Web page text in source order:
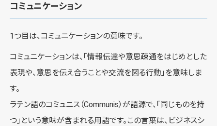
コミュニケーション
1つ目は、コミュニケーションの意味です。
コミュニケーションは、「情報伝達や意思疎通をはじめとした
表現や、意思を伝え合うことや交流を図る行動」を意味しま
す。
ラテン語のコミュニス（Communis）が語源で、「同じものを持
つ」という意味が含まれる用語です。この言葉は、ビジネスシ